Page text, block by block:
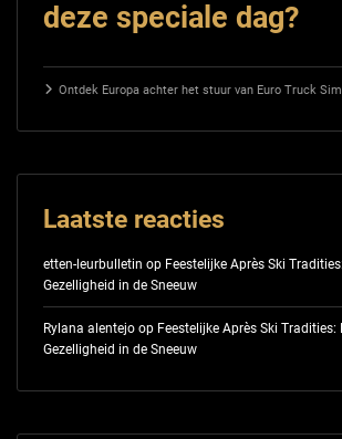
deze speciale dag?
Ontdek Europa achter het stuur van Euro Truck
Laatste reacties
etten-leurbulletin op Feestelijke Après Ski
Gezelligheid in de Sneeuw
Rylana alentejoop Feestelijke Après Ski Tradities:
Gezelligheid in de Sneeuw